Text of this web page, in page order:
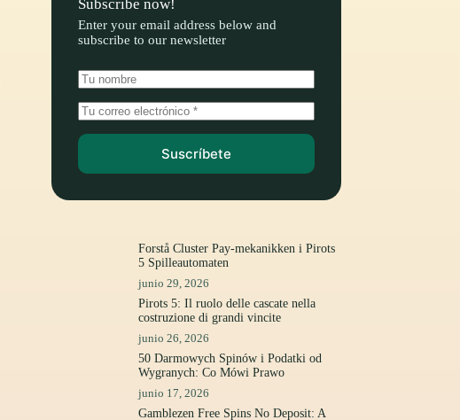
Subscribe now!
Enter your email address below and
subscribe to our newsletter
Suscríbete
Forstå Cluster Pay-mekanikken i Pirots
5 Spilleautomaten
junio 29, 2026
Pirots 5: Il ruolo delle cascate nella
costruzione di grandi vincite
junio 26, 2026
50 Darmowych Spinów i Podatki od
Wygranych: Co Mówi Prawo
junio 17, 2026
Gamblezen Free Spins No Deposit: A